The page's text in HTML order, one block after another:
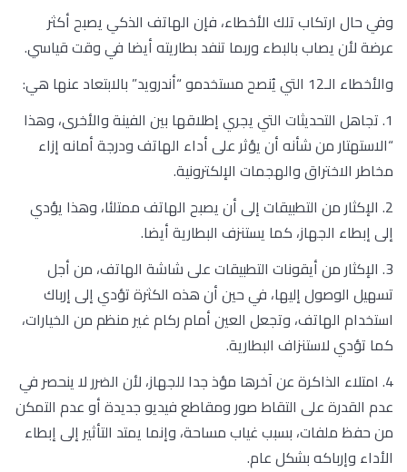
وفي حال ارتكاب تلك الأخطاء، فإن الهاتف الذكي يصبح أكثر
عرضة لأن يصاب بالبطء وربما تنفد بطاريته أيضا في وقت قياسي.
والأخطاء الـ12 التي يُنصح مستخدمو “أندرويد” بالابتعاد عنها هي:
1. تجاهل التحديثات التي يجري إطلاقها بين الفينة والأخرى، وهذا
“الاستهتار من شأنه أن يؤثر على أداء الهاتف ودرجة أمانه إزاء
مخاطر الاختراق والهجمات الإلكترونية.
2. الإكثار من التطبيقات إلى أن يصبح الهاتف ممتلئا، وهذا يؤدي
إلى إبطاء الجهاز، كما يستنزف البطارية أيضا.
3. الإكثار من أيقونات التطبيقات على شاشة الهاتف، من أجل
تسهيل الوصول إليها، في حين أن هذه الكثرة تؤدي إلى إرباك
استخدام الهاتف، وتجعل العين أمام ركام غير منظم من الخيارات،
كما تؤدي لاستنزاف البطارية.
4. امتلاء الذاكرة عن آخرها مؤذ جدا للجهاز، لأن الضرر لا ينحصر في
عدم القدرة على التقاط صور ومقاطع فيديو جديدة أو عدم التمكن
من حفظ ملفات، بسبب غياب مساحة، وإنما يمتد التأثير إلى إبطاء
الأداء وإرباكه بشكل عام.